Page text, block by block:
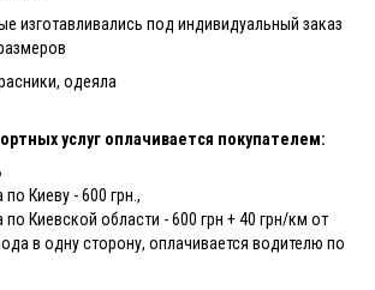
изготавливались под индивидуальный заказ
одеяла
услуг оплачивается покупателем:
по Киеву - 600 грн.,
по Киевской области - 600 грн + 40 грн/км от
в одну сторону, оплачивается водителю по